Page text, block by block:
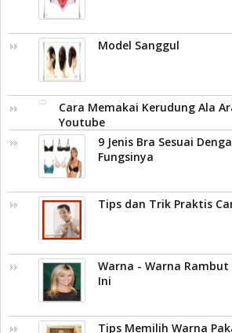
Model Sanggul
Cara Memakai Kerudung Ala
Youtube
9 Jenis Bra Sesuai
Fungsinya
Tips dan Trik Praktis
Warna - Warna
Ini
Tips Memilih Warna